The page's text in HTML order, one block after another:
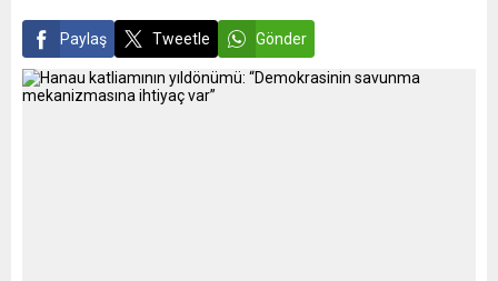
Paylaş Tweetle Gönder